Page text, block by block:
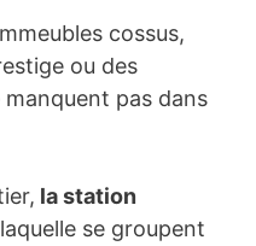
cossus,
ou des
manquent pas dans
la station
se groupent